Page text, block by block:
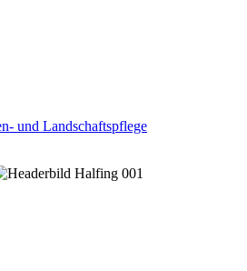
und Landschaftspflege